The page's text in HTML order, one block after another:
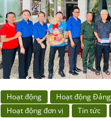
Hoạt động
Hoạt động
Hoạt động đơn vị
Tin tức